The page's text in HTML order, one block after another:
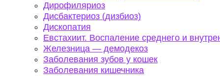
Дирофиляриоз
Дисбактериоз (дизбиоз)
Дископатия
Евстахиит. Воспаление среднего и
Железница — демодекоз
Заболевания зубов у кошек
Заболевания кишечника